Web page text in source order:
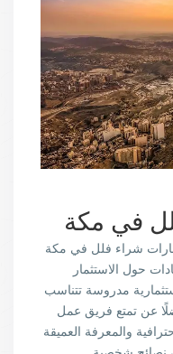
في مكة
شراء فلل في مكة
حول الاستثمار
مدروسة تتناسب
عن تمتع فريق عمل
والمعرفة العميقة